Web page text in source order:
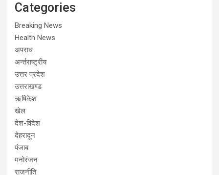
Categories
Breaking News
Health News
अपराध
अर्न्तराष्ट्रीय
उत्तर प्रदेश
उत्तराखण्ड
ऋषिकेश
खेल
देश-विदेश
देहरादून
पंजाब
मनोरंजन
राजनीति